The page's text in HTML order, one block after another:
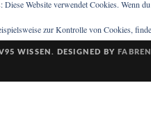
Diese Website verwendet Cookies. Wenn
zur Kontrolle von Cookies,
WISSEN. DESIGNED BY